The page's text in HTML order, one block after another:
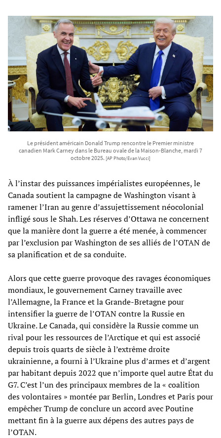
Le président américain Donald Trump rencontre le Premier ministre
canadien Mark Carney dans le Bureau ovale de la Maison-Blanche, mardi 7
octobre 2025. [AP Photo/Evan Vucci]
À l’instar des puissances impérialistes européennes, le
Canada soutient la campagne de Washington visant à
ramener l’Iran au genre d’assujettissement néocolonial
infligé sous le Shah. Les réserves d’Ottawa ne concernent
que la manière dont la guerre a été menée, à commencer
par l’exclusion par Washington de ses alliés de l’OTAN de
sa planification et de sa conduite.
Alors que cette guerre provoque des ravages économiques
mondiaux, le gouvernement Carney travaille avec
l’Allemagne, la France et la Grande-Bretagne pour
intensifier la guerre de l’OTAN contre la Russie en
Ukraine. Le Canada, qui considère la Russie comme un
rival pour les ressources de l’Arctique et qui est associé
depuis trois quarts de siècle à l’extrême droite
ukrainienne, a fourni à l’Ukraine plus d’armes et d’argent
par habitant depuis 2022 que n’importe quel autre État du
G7. C’est l’un des principaux membres de la « coalition
des volontaires » montée par Berlin, Londres et Paris pour
empêcher Trump de conclure un accord avec Poutine
mettant fin à la guerre aux dépens des autres pays de
l’OTAN.